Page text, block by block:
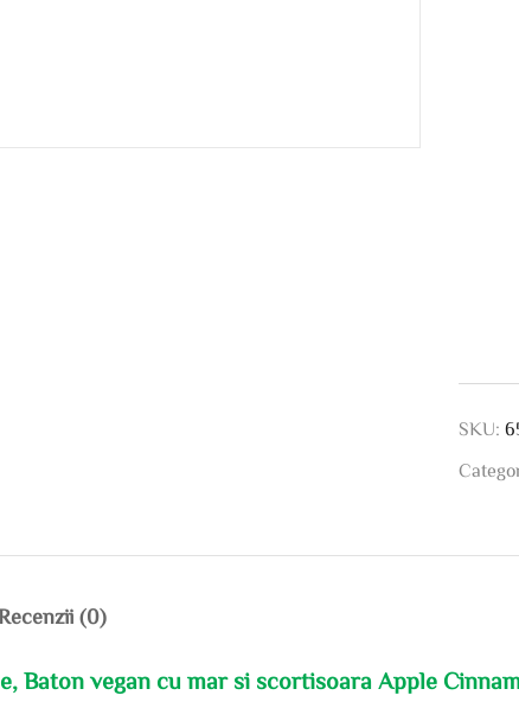
SKU:
(0)
Baton vegan cu mar si scortisoara Apple